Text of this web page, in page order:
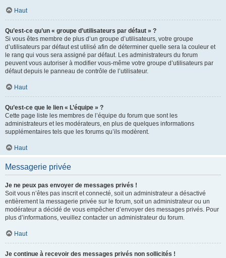
Haut
Qu’est-ce qu’un « groupe d’utilisateurs par défaut » ?
Si vous êtes membre de plus d’un groupe d’utilisateurs, votre groupe
d’utilisateurs par défaut est utilisé afin de déterminer quelle sera la couleur et
le rang qui vous sera assigné par défaut. Les administrateurs du forum
peuvent vous autoriser à modifier vous-même votre groupe d’utilisateurs par
défaut depuis le panneau de contrôle de l’utilisateur.
Haut
Qu’est-ce que le lien « L’équipe » ?
Cette page liste les membres de l’équipe du forum que sont les
administrateurs et les modérateurs, en plus de quelques informations
supplémentaires tels que les forums qu’ils modèrent.
Haut
Messagerie privée
Je ne peux pas envoyer de messages privés !
Soit vous n’êtes pas inscrit et connecté, soit un administrateur a désactivé
entièrement la messagerie privée sur le forum, soit un administrateur ou un
modérateur a décidé de vous empêcher d’envoyer des messages privés. Pour
plus d’informations, veuillez contacter un administrateur du forum.
Haut
Je continue à recevoir des messages privés non sollicités !